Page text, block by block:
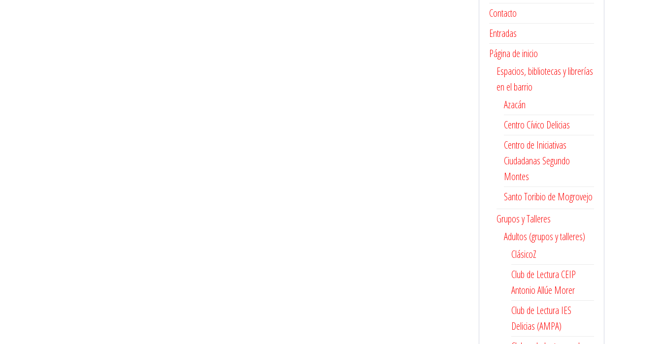
Contacto
Entradas
Página de inicio
Espacios, bibliotecas y librerías
en el barrio
Azacán
Centro Cívico Delicias
Centro de Iniciativas
Ciudadanas Segundo
Montes
Santo Toribio de Mogrovejo
Grupos y Talleres
Adultos (grupos y talleres)
ClásicoZ
Club de Lectura CEIP
Antonio Allúe Morer
Club de Lectura IES
Delicias (AMPA)